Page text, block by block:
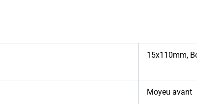
15x110mm,
Moyeu avant